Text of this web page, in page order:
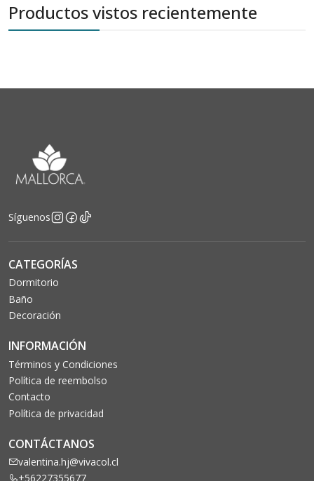
Productos vistos recientemente
Síguenos
CATEGORÍAS
Dormitorio
Baño
Decoración
INFORMACIÓN
Términos y Condiciones
Política de reembolso
Contacto
Política de privacidad
CONTÁCTANOS
valentina.hj@vivacol.cl
+56227355677